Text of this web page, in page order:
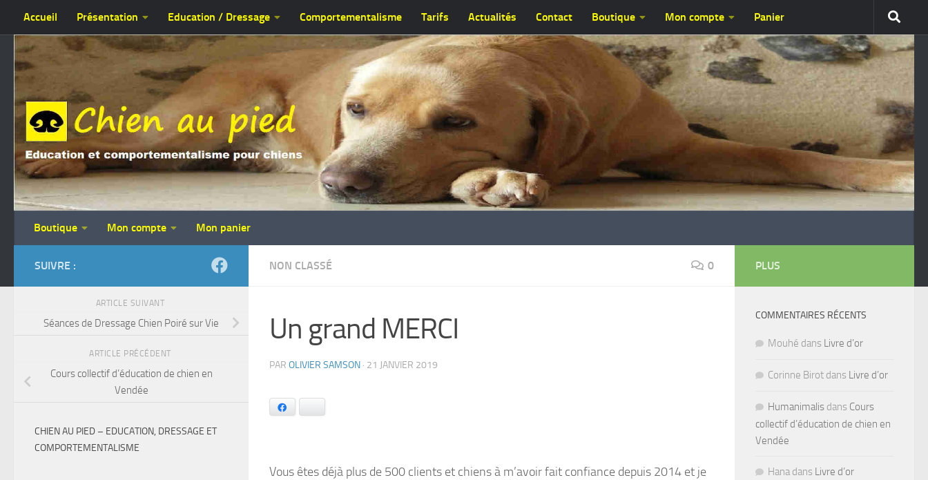
Skip to content
Accueil Présentation Education / Dressage Comportementalisme Tarifs Actualités Contact Boutique Mon compte Panier
Boutique Mon compte Mon panier
NON CLASSÉ 0
Un grand MERCI
PAR OLIVIER SAMSON · 21 JANVIER 2019
Vous êtes déjà plus de 500 clients et chiens à m’avoir fait confiance depuis 2014 et je
SUIVRE :
ARTICLE SUIVANT
Séances de Dressage Chien Poiré sur Vie
ARTICLE PRÉCÉDENT
Cours collectif d’éducation de chien en
Vendée
CHIEN AU PIED – EDUCATION, DRESSAGE ET
COMPORTEMENTALISME
PLUS
COMMENTAIRES RÉCENTS
Mouhé dans Livre d’or
Corinne Birot dans Livre d’or
Humanimalis dans Cours
collectif d’éducation de chien en
Vendée
Hana dans Livre d’or